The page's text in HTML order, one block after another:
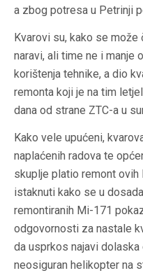
a zbog potresa u Petrinji
Kvarovi su, kako se može
naravi, ali time ne i manje
korištenja tehnike, a dio
remonta koji je na tim
dana od strane ZTC-a u
Kako vele upućeni,
naplaćenih radova te
skuplje platio remont
istaknuti kako se u
remontiranih Mi-171
odgovornosti za nastale
da usprkos najavi
neosiguran helikopter na